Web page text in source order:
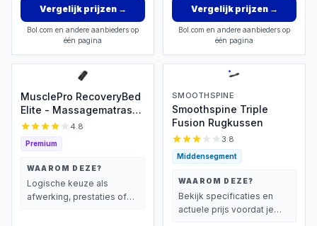
Vergelijk prijzen→
Bol.com en andere aanbieders op
één pagina
Vergelijk prijzen→
Bol.com en andere aanbieders op
één pagina
MusclePro RecoveryBed
Elite - Massagematras
met warmte -
massage - Massage mat
- Massage apparaat -
Nekmassage apparaat -
Massagekussen - Zwart
4.8
Premium
WAAROM DEZE?
Logische keuze als
afwerking, prestaties of
SMOOTHSPINE
Smoothspine Triple
Fusion Rugkussen
3.8
Middensegment
WAAROM DEZE?
Bekijk specificaties en
actuele prijs voordat je